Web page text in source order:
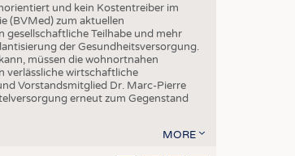
und kein Kostentreiber im
(BVMed) zum aktuellen
Teilhabe und mehr
der Gesundheitsversorgung.
müssen die wohnortnahen
verlässliche wirtschaftliche
Vorstandsmitglied Dr. Marc-Pierre
erneut zum Gegenstand
MORE